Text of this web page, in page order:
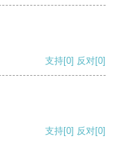
支持[0] 反对[0]
支持[0] 反对[0]